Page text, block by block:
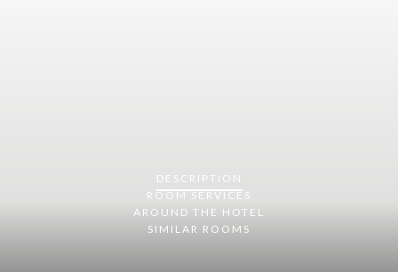
DESCRIPTION
ROOMSERVICES
AROUND THE HOTEL
SIMILAR ROOMS